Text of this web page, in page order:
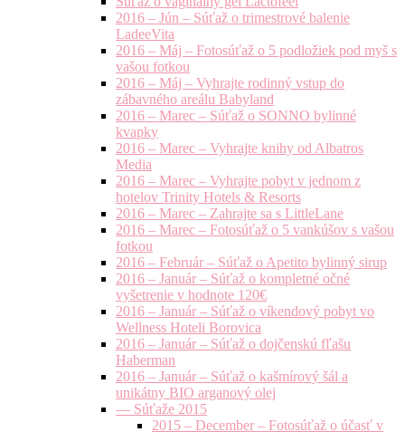
2016 – Jún – Súťaž o trimestrové balenie
LadeeVita
2016 – Máj – Fotosúťaž o 5 podložiek pod myš s
vašou fotkou
2016 – Máj – Vyhrajte rodinný vstup do
zábavného areálu Babyland
2016 – Marec – Súťaž o SONNO bylinné
kvapky
2016 – Marec – Vyhrajte knihy od Albatros
Media
2016 – Marec – Vyhrajte pobyt v jednom z
hotelov Trinity Hotels & Resorts
2016 – Marec – Zahrajte sa s LittleLane
2016 – Marec – Fotosúťaž o 5 vankúšov s vašou
fotkou
2016 – Február – Súťaž o Apetito bylinný sirup
2016 – Január – Súťaž o kompletné očné
vyšetrenie v hodnote 120€
2016 – Január – Súťaž o víkendový pobyt vo
Wellness Hoteli Borovica
2016 – Január – Súťaž o dojčenskú fľašu
Haberman
2016 – Január – Súťaž o kašmírový šál a
unikátny BIO arganový olej
— Súťaže 2015
2015 – December – Fotosúťaž o účasť v